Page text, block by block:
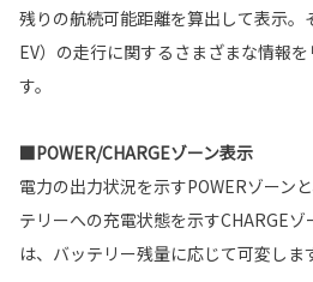
残りの航続可能距離を算出して表示
EV）の走行に関するさまざまな情報
す。
■POWER/CHARGEゾーン表示
電力の出力状況を示すPOWERゾーン
テリーへの充電状態を示すCHARGE
は、バッテリー残量に応じて可変しま